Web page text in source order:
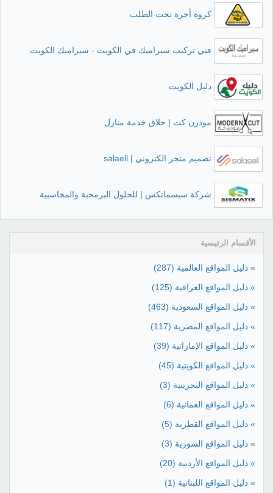
كروة أجرة تحت الطلب
فني تركيب سيراميك في الكويت - سيراميك الكويت
دليل الكويت
مودرن كت | حلاق خدمة منازل
تصميم متجر الكتروني | salaell
شركة سيسماتكس | للحلول البرمجية والمحاسبية
الأقسام الرئيسية
» دليل المواقع العالمية (287)
» دليل المواقع العراقية (125)
» دليل المواقع السعودية (463)
» دليل المواقع المصرية (117)
» دليل المواقع الإماراتية (39)
» دليل المواقع الكويتية (45)
» دليل المواقع البحرينية (3)
» دليل المواقع العمانية (6)
» دليل المواقع القطرية (5)
» دليل المواقع السورية (3)
» دليل المواقع الأردنية (20)
» دليل المواقع اللبنانية (1)